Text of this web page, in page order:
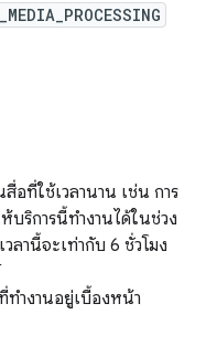
อที่ใช้เวลานาน เช่น การ
ริการนี้ทำงานได้ในช่วง
ลานี้จะเท่ากับ 6 ชั่วโมง
ทำงานอยู่เบื้องหน้า